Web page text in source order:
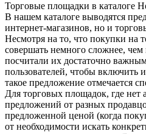
Торговые площадки в каталоге
В нашем каталоге выводятся
интернет-магазинов, но и
Несмотря на то, что покупки на
совершать немного сложнее,
посчитали их достаточно
пользователей, чтобы включить
такое предложение отмечается
Для торговых площадок, где нет
предложений от разных
предложенной ценой (когда
от необходимости искать